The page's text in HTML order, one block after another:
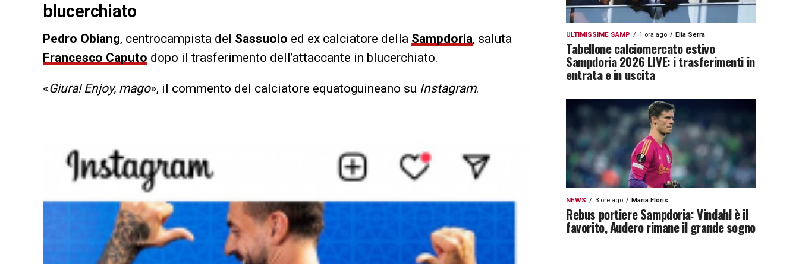
blucerchiato
Pedro Obiang, centrocampista del Sassuolo ed ex calciatore della Sampdoria, saluta
Francesco Caputo dopo il trasferimento dell’attaccante in blucerchiato.
«Giura! Enjoy, mago», il commento del calciatore equatoguineano su Instagram.
ULTIMISSIME SAMP 1 ora ago Elia Serra
Tabellone calciomercato estivo
Sampdoria 2026 LIVE: i trasferimenti in
entrata e in uscita
NEWS 3 ore ago Maria Floris
Rebus portiere Sampdoria: Vindahl è il
favorito, Audero rimane il grande sogno